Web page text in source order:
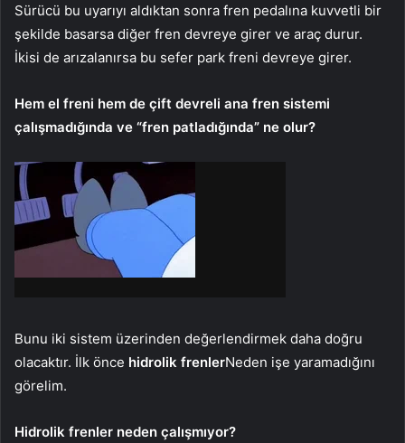
Sürücü bu uyarıyı aldıktan sonra fren pedalına kuvvetli bir
şekilde basarsa diğer fren devreye girer ve araç durur.
İkisi de arızalanırsa bu sefer park freni devreye girer.
Hem el freni hem de çift devreli ana fren sistemi
çalışmadığında ve “fren patladığında” ne olur?
Bunu iki sistem üzerinden değerlendirmek daha doğru
olacaktır. İlk önce hidrolik frenlerNeden işe yaramadığını
görelim.
Hidrolik frenler neden çalışmıyor?